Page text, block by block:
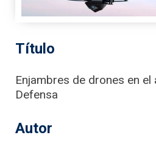
Título
Enjambres de drones en el
Defensa
Autor